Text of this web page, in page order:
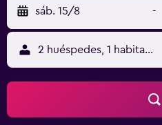
sáb. 15/8 -
2 huéspedes, 1 habitación